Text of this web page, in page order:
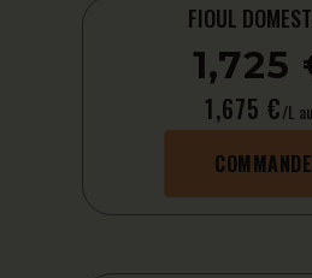
FIOUL
1,725
1,675 €/L